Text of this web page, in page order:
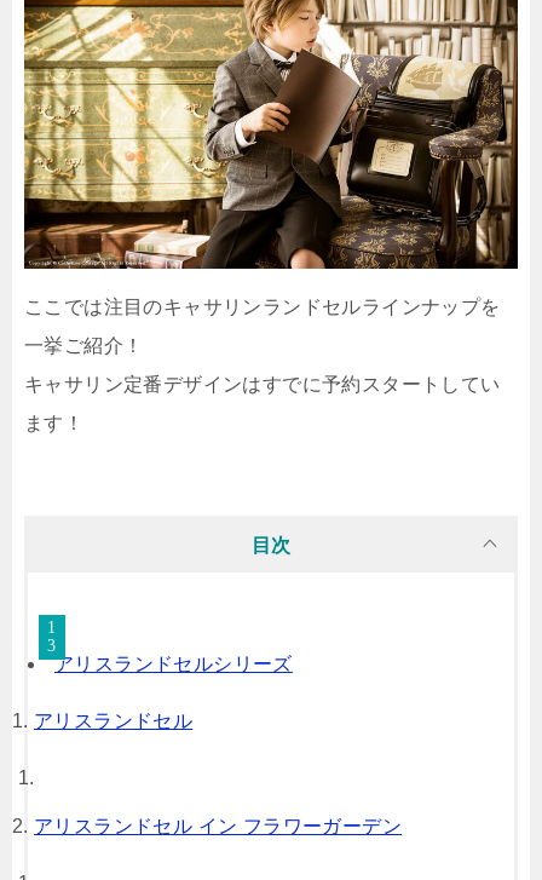
ここでは注目のキャサリンランドセルラインナップを
一挙ご紹介！
キャサリン定番デザインはすでに予約スタートしてい
ます！
目次
アリスランドセルシリーズ
アリスランドセル
アリスランドセル イン フラワーガーデン